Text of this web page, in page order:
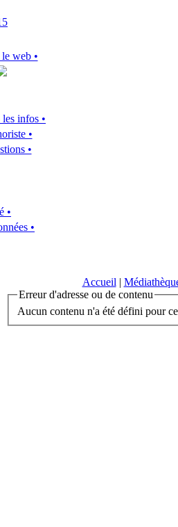
web •
infos •
•
•
•
•
Accueil |
Erreur d'adresse ou de contenu
Aucun contenu n'a été défini pour